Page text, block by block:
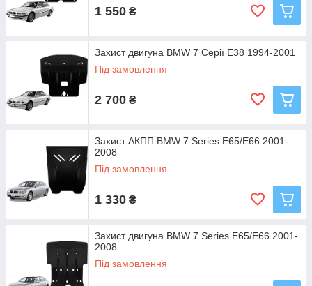
1 550 ₴
Захист двигуна BMW 7 Серії E38 1994-2001
Під замовлення
2 700 ₴
Захист АКПП BMW 7 Series E65/E66 2001-
2008
Під замовлення
1 330 ₴
Захист двигуна BMW 7 Series E65/E66 2001-
2008
Під замовлення